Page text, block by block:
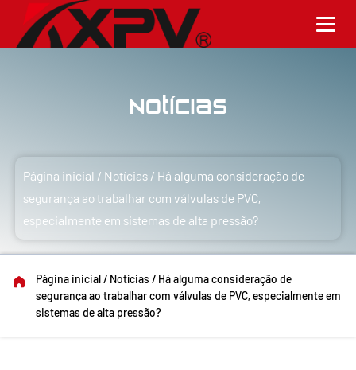
Notícias
Página inicial / Notícias / Há alguma consideração de
segurança ao trabalhar com válvulas de PVC,
especialmente em sistemas de alta pressão?
Página inicial/ Notícias / Há alguma consideração de
segurança ao trabalhar com válvulas de PVC, especialmente em
sistemas de alta pressão?